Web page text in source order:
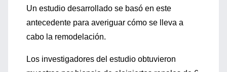
Un estudio desarrollado se basó en este
antecedente para averiguar cómo se lleva a
cabo la remodelación.
Los investigadores del estudio obtuvieron